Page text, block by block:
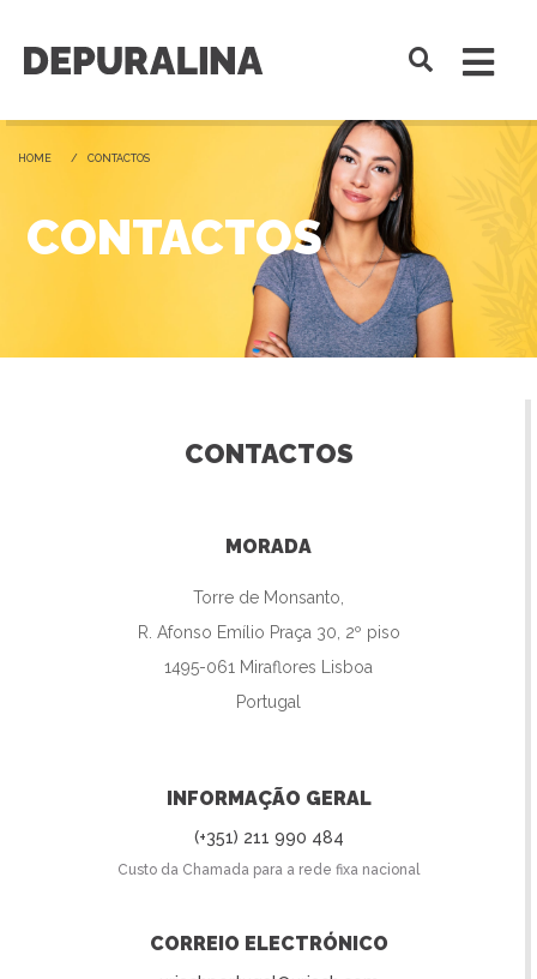
HOME CONTACTOS
CONTACTOS
CONTACTOS
MORADA
Torre de Monsanto,
R. Afonso Emílio Praça 30, 2º piso
1495-061 Miraflores Lisboa
Portugal
INFORMAÇÃO GERAL
(+351) 211 990 484
Custo da Chamada para a rede fixa nacional
CORREIO ELECTRÓNICO